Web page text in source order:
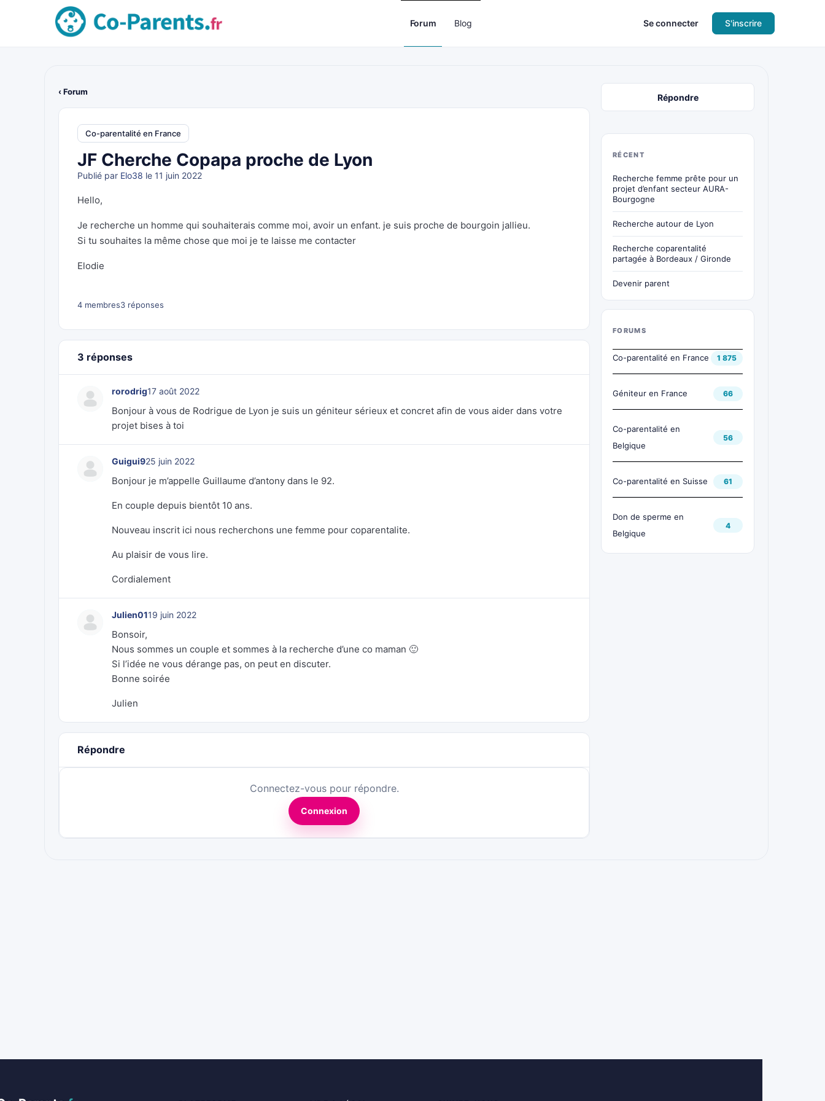
Forum Blog Se connecter S'inscrire
‹ Forum
Co-parentalité en France
JF Cherche Copapa proche de Lyon
Publié par Elo38 le 11 juin 2022
Hello,
Je recherche un homme qui souhaiterais comme moi, avoir un enfant. je suis proche de bourgoin jallieu.
Si tu souhaites la même chose que moi je te laisse me contacter
Elodie
4 membres3 réponses
3 réponses
rorodrig17 août 2022
Bonjour à vous de Rodrigue de Lyon je suis un géniteur sérieux et concret afin de vous aider dans votre
projet bises à toi
Guigui925 juin 2022
Bonjour je m’appelle Guillaume d’antony dans le 92.
En couple depuis bientôt 10 ans.
Nouveau inscrit ici nous recherchons une femme pour coparentalite.
Au plaisir de vous lire.
Cordialement
Julien0119 juin 2022
Bonsoir,
Nous sommes un couple et sommes à la recherche d’une co maman 🙂
Si l’idée ne vous dérange pas, on peut en discuter.
Bonne soirée
Julien
Répondre
Connectez-vous pour répondre.
Connexion
Répondre
RÉCENT
Recherche femme prête pour un
projet d’enfant secteur AURA-
Bourgogne
Recherche autour de Lyon
Recherche coparentalité
partagée à Bordeaux / Gironde
Devenir parent
FORUMS
Co-parentalité en France 1 875
Géniteur en France 66
Co-parentalité en
Belgique
56
Co-parentalité en Suisse 61
Don de sperme en
Belgique
4